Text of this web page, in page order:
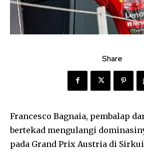
Share
Francesco Bagnaia, pembalap
bertekad mengulangi
pada Grand Prix Austria di